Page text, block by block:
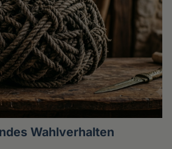
Wahlverhalten